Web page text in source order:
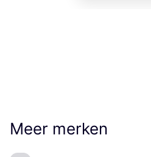
Meer merken